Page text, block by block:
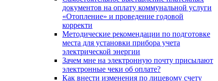
документов на оплату коммунальной услуги
«Отопление» и проведение годовой
корректи
Методические рекомендации по подготовке
места для установки прибора учета
электрической энергии
Зачем мне на электронную почту присылают
электронные чеки об оплате?
Как внести изменения по лицевому счету